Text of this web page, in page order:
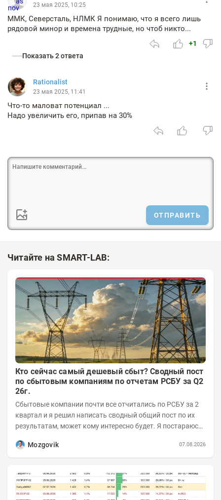
23 мая 2025, 10:25
ММК, Северсталь, НЛМК Я понимаю, что я всего лишь
рядовой минор и времена трудные, но чтоб никто...
+1
Показать 2 ответа
Rationalist
23 мая 2025, 11:41
Что-то маловат потенциал ...
Надо увеличить его, припав на 30%
ОТПРАВИТЬ
Читайте на SMART-LAB:
Кто сейчас самый дешевый сбыт? Сводный пост
по сбытовым компаниям по отчетам РСБУ за Q2
26г.
Сбытовые компании почти все отчитались по РСБУ за 2
квартал и я решил написать сводный общий пост по их
результатам, может кому интересно будет. Я постараюсь
Mozgovik
07.08.2026